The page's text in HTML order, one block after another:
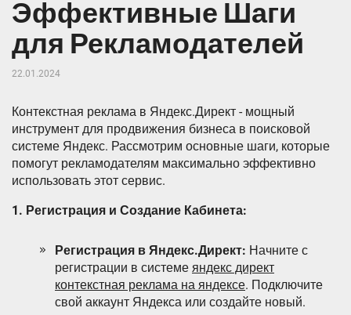
Эффективные Шаги
для Рекламодателей
22.01.2024
Контекстная реклама в Яндекс.Директ - мощный
инструмент для продвижения бизнеса в поисковой
системе Яндекс. Рассмотрим основные шаги, которые
помогут рекламодателям максимально эффективно
использовать этот сервис.
1. Регистрация и Создание Кабинета:
Регистрация в Яндекс.Директ: Начните с
регистрации в системе яндекс директ
контекстная реклама на яндексе. Подключите
свой аккаунт Яндекса или создайте новый.